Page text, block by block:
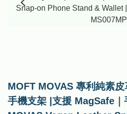
MOFT MOVAS 專利純素
手機支架 |支援 MagSafe｜